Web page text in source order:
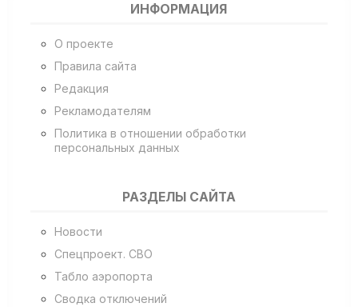
ИНФОРМАЦИЯ
О проекте
Правила сайта
Редакция
Рекламодателям
Политика в отношении обработки
персональных данных
РАЗДЕЛЫ САЙТА
Новости
Спецпроект. СВО
Табло аэропорта
Сводка отключений